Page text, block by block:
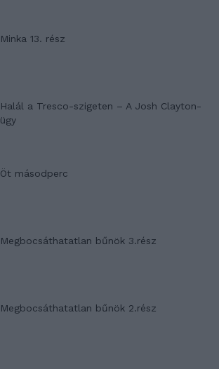
Minka 13. rész
Halál a Tresco-szigeten – A Josh Clayton-
ügy
Öt másodperc
Megbocsáthatatlan bűnök 3.rész
Megbocsáthatatlan bűnök 2.rész